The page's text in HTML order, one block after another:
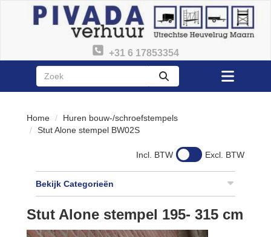
+31 6 17853354
zoeken
Toggle
menu
Home
Huren bouw-/schroefstempels
Stut Alone stempel BW02S
Incl. BTW Excl. BTW
Bekijk Categorieën
Stut Alone stempel 195- 315 cm